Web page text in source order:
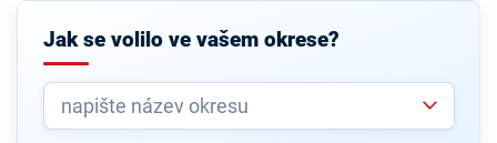
Jak se volilo ve vašem okrese?